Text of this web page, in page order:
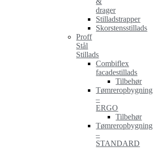
drager
Stilladstrapper
Skorstensstillads
Proff
Stål
Stillads
Combiflex
facadestillads
Tilbehør
Tømreropbygning
–
ERGO
Tilbehør
Tømreropbygning
–
STANDARD